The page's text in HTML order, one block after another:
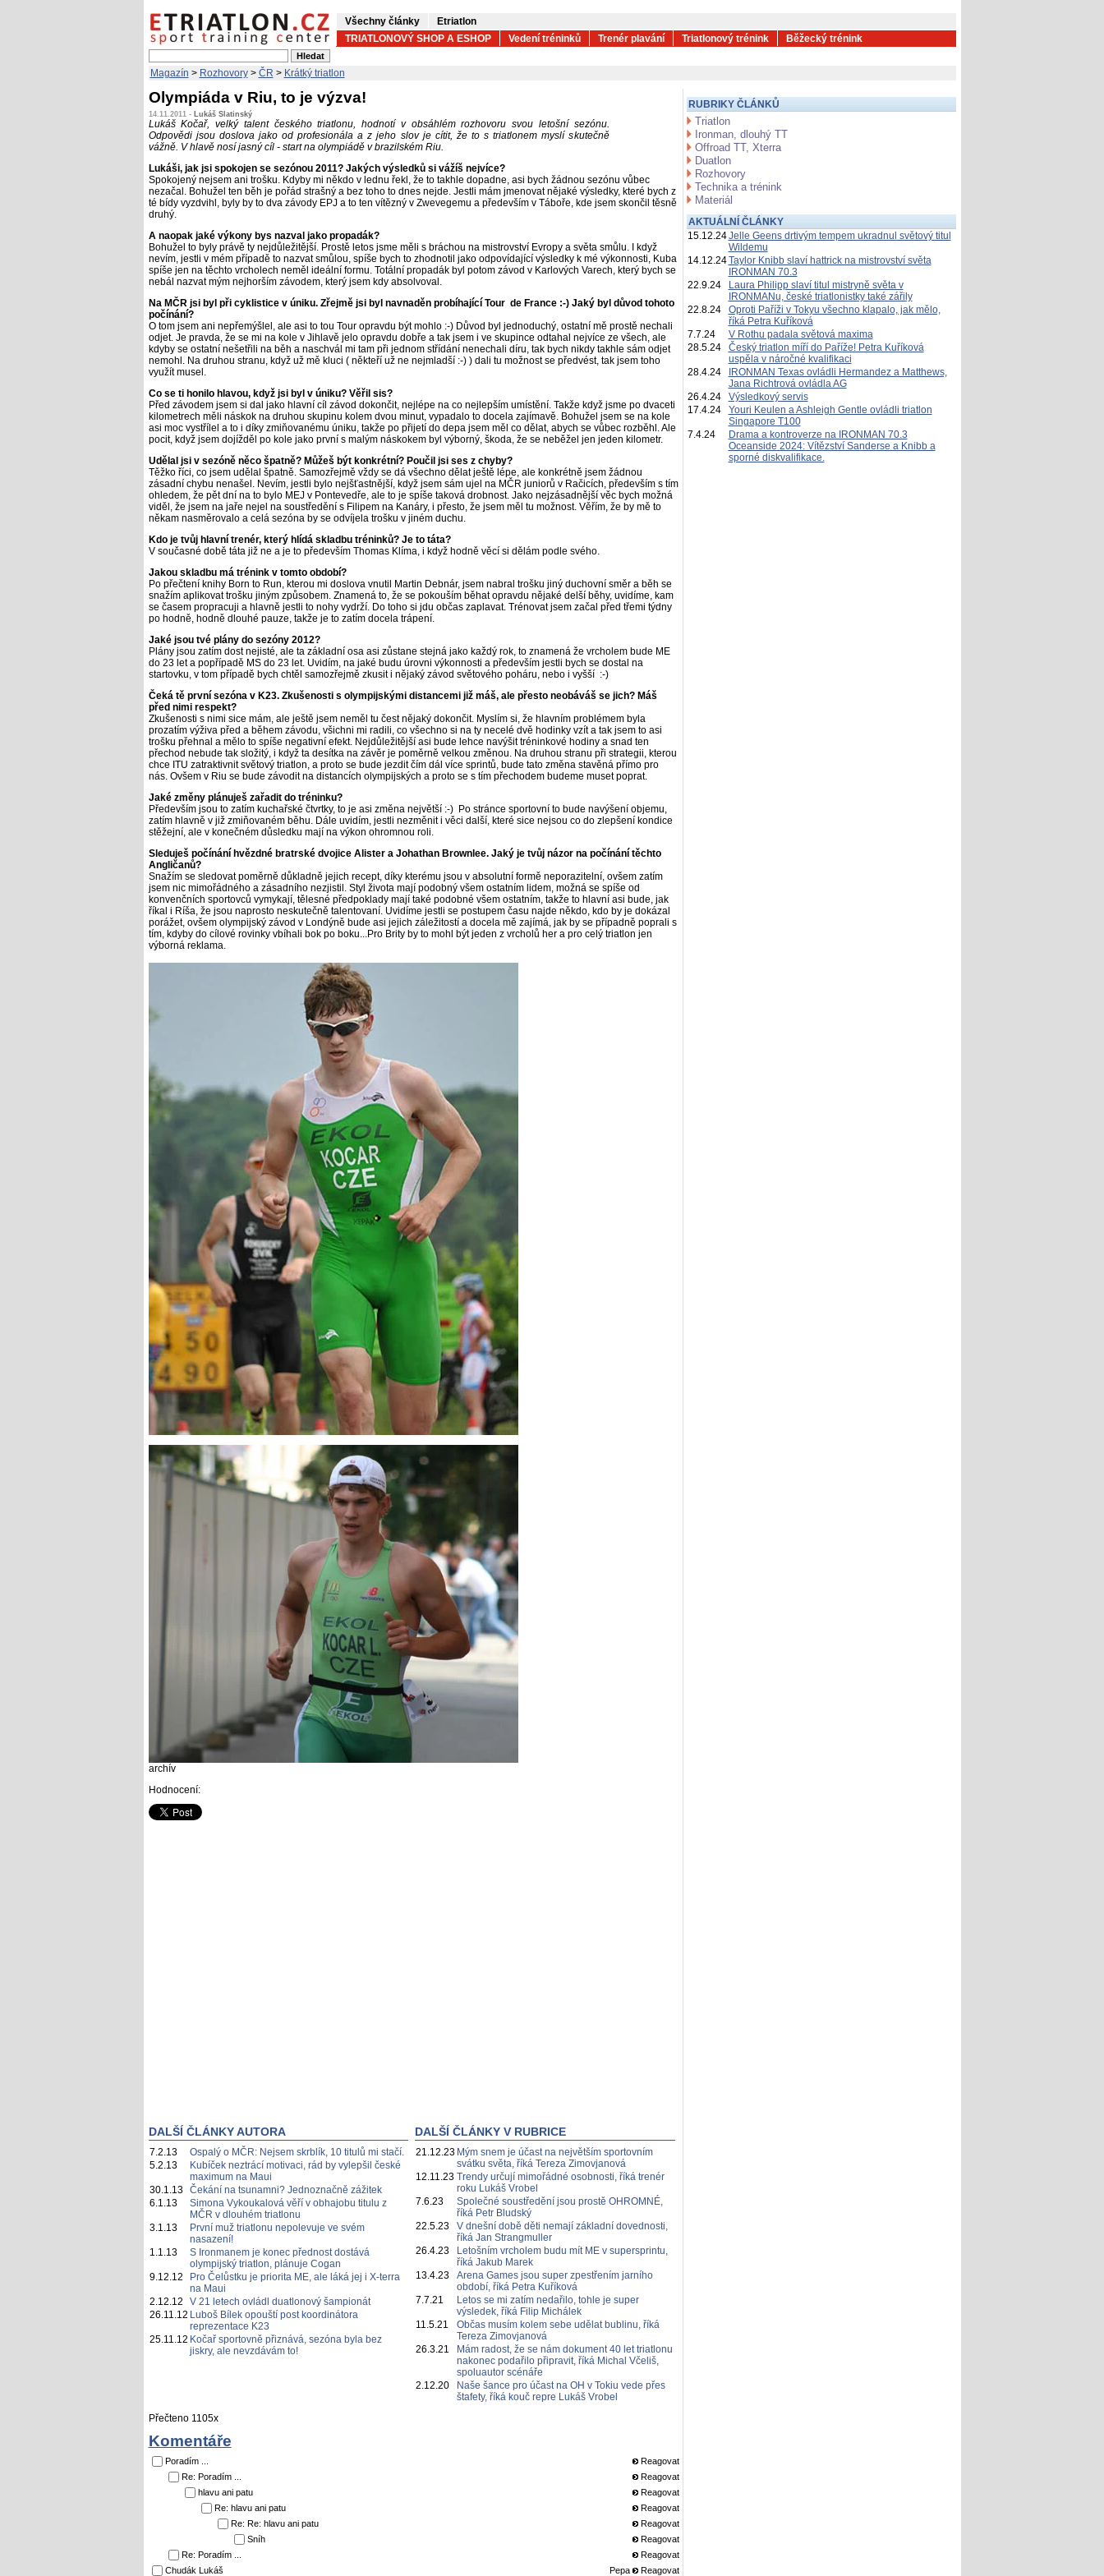
Všechny články
Etriatlon
TRIATLONOVÝ SHOP A ESHOP
Vedení tréninků Trenér plavání Triatlonový trénink Běžecký trénink
Magazín > Rozhovory> ČR > Krátký triatlon
Olympiáda v Riu, to je výzva!
14.11.2011 - Lukáš Slatinský
Lukáš Kočař, velký talent českého triatlonu, hodnotí v obsáhlém rozhovoru svou letošní sezónu.
Odpovědi jsou doslova jako od profesionála a z jeho slov je cítit, že to s triatlonem myslí skutečně
vážně. V hlavě nosí jasný cíl - start na olympiádě v brazilském Riu.
Lukáši, jak jsi spokojen se sezónou 2011? Jakých výsledků si vážíš nejvíce?
Spokojený nejsem ani trošku. Kdyby mi někdo v lednu řekl, že to takhle dopadne, asi bych žádnou sezónu vůbec
nezačal. Bohužel ten běh je pořád strašný a bez toho to dnes nejde. Jestli mám jmenovat nějaké výsledky, které bych z
té bídy vyzdvihl, byly by to dva závody EPJ a to ten vítězný v Zwevegemu a především v Táboře, kde jsem skončil těsně
druhý.
A naopak jaké výkony bys nazval jako propadák?
Bohužel to byly právě ty nejdůležitější. Prostě letos jsme měli s bráchou na mistrovství Evropy a světa smůlu. I když
nevím, jestli v mém případě to nazvat smůlou, spíše bych to zhodnotil jako odpovídající výsledky k mé výkonnosti, Kuba
spíše jen na těchto vrcholech neměl ideální formu. Totální propadák byl potom závod v Karlových Varech, který bych se
nebál nazvat mým nejhorším závodem, který jsem kdy absolvoval.
Na MČR jsi byl při cyklistice v úniku. Zřejmě jsi byl navnaděn probíhající Tour de France :-) Jaký byl důvod tohoto
počínání?
O tom jsem ani nepřemýšlel, ale asi to tou Tour opravdu být mohlo :-) Důvod byl jednoduchý, ostatní mě prostě nechali
odjet. Je pravda, že se mi na kole v Jihlavě jelo opravdu dobře a tak jsem i ve skupince odtahal nejvíce ze všech, ale
kdyby se ostatní nešetřili na běh a naschvál mi tam při jednom střídání nenechali díru, tak bych nikdy takhle sám odjet
nemohl. Na druhou stranu, když už mě kluci ( někteří už ne nejmladší :-) ) dali tu možnost se předvést, tak jsem toho
využít musel.
Co se ti honilo hlavou, když jsi byl v úniku? Věřil sis?
Před závodem jsem si dal jako hlavní cíl závod dokončit, nejlépe na co nejlepším umístění. Takže když jsme po dvaceti
kilometrech měli náskok na druhou skupinu kolem dvou minut, vypadalo to docela zajímavě. Bohužel jsem se na kole
asi moc vystřílel a to i díky zmiňovanému úniku, takže po přijetí do depa jsem měl co dělat, abych se vůbec rozběhl. Ale
pocit, když jsem dojížděl po kole jako první s malým náskokem byl výborný, škoda, že se neběžel jen jeden kilometr.
Udělal jsi v sezóně něco špatně? Můžeš být konkrétní? Poučil jsi ses z chyby?
Těžko říci, co jsem udělal špatně. Samozřejmě vždy se dá všechno dělat ještě lépe, ale konkrétně jsem žádnou
zásadní chybu nenašel. Nevím, jestli bylo nejšťastnější, když jsem sám ujel na MČR juniorů v Račicích, především s tím
ohledem, že pět dní na to bylo MEJ v Pontevedře, ale to je spíše taková drobnost. Jako nejzásadnější věc bych možná
viděl, že jsem na jaře nejel na soustředění s Filipem na Kanáry, i přesto, že jsem měl tu možnost. Věřím, že by mě to
někam nasměrovalo a celá sezóna by se odvíjela trošku v jiném duchu.
Kdo je tvůj hlavní trenér, který hlídá skladbu tréninků? Je to táta?
V současné době táta již ne a je to především Thomas Klíma, i když hodně věcí si dělám podle svého.
Jakou skladbu má trénink v tomto období?
Po přečtení knihy Born to Run, kterou mi doslova vnutil Martin Debnár, jsem nabral trošku jiný duchovní směr a běh se
snažím aplikovat trošku jiným způsobem. Znamená to, že se pokouším běhat opravdu nějaké delší běhy, uvidíme, kam
se časem propracuji a hlavně jestli to nohy vydrží. Do toho si jdu občas zaplavat. Trénovat jsem začal před třemi týdny
po hodně, hodně dlouhé pauze, takže je to zatím docela trápení.
Jaké jsou tvé plány do sezóny 2012?
Plány jsou zatím dost nejisté, ale ta základní osa asi zůstane stejná jako každý rok, to znamená že vrcholem bude ME
do 23 let a popřípadě MS do 23 let. Uvidím, na jaké budu úrovni výkonnosti a především jestli bych se dostal na
startovku, v tom případě bych chtěl samozřejmě zkusit i nějaký závod světového poháru, nebo i vyšší :-)
Čeká tě první sezóna v K23. Zkušenosti s olympijskými distancemi již máš, ale přesto neobáváš se jich? Máš
před nimi respekt?
Zkušenosti s nimi sice mám, ale ještě jsem neměl tu čest nějaký dokončit. Myslím si, že hlavním problémem byla
prozatím výživa před a během závodu, všichni mi radili, co všechno si na ty necelé dvě hodinky vzít a tak jsem to asi
trošku přehnal a mělo to spíše negativní efekt. Nejdůležitější asi bude lehce navýšit tréninkové hodiny a snad ten
přechod nebude tak složitý, i když ta desítka na závěr je poměrně velkou změnou. Na druhou stranu při strategii, kterou
chce ITU zatraktivnit světový triatlon, a proto se bude jezdit čím dál více sprintů, bude tato změna stavěná přímo pro
nás. Ovšem v Riu se bude závodit na distancích olympijských a proto se s tím přechodem budeme muset poprat.
Jaké změny plánuješ zařadit do tréninku?
Především jsou to zatím kuchařské čtvrtky, to je asi změna největší :-) Po stránce sportovní to bude navýšení objemu,
zatím hlavně v již zmiňovaném běhu. Dále uvidím, jestli nezměnit i věci další, které sice nejsou co do zlepšení kondice
stěžejní, ale v konečném důsledku mají na výkon ohromnou roli.
Sleduješ počínání hvězdné bratrské dvojice Alister a Johathan Brownlee. Jaký je tvůj názor na počínání těchto
Angličanů?
Snažím se sledovat poměrně důkladně jejich recept, díky kterému jsou v absolutní formě neporazitelní, ovšem zatím
jsem nic mimořádného a zásadního nezjistil. Styl života mají podobný všem ostatním lidem, možná se spíše od
konvenčních sportovců vymykají, tělesné předpoklady mají také podobné všem ostatním, takže to hlavní asi bude, jak
říkal i Ríša, že jsou naprosto neskutečně talentovaní. Uvidíme jestli se postupem času najde někdo, kdo by je dokázal
porážet, ovšem olympijský závod v Londýně bude asi jejich záležitostí a docela mě zajímá, jak by se případně poprali s
tím, kdyby do cílové rovinky vbíhali bok po boku...Pro Brity by to mohl být jeden z vrcholů her a pro celý triatlon jen
výborná reklama.
archív
Hodnocení:
DALŠÍ ČLÁNKY AUTORA
7.2.13
Ospalý o MČR: Nejsem skrblík, 10 titulů mi stačí.
5.2.13
Kubíček neztrácí motivaci, rád by vylepšil české
maximum na Maui
30.1.13
Čekání na tsunamni? Jednoznačně zážitek
6.1.13
Simona Vykoukalová věří v obhajobu titulu z
MČR v dlouhém triatlonu
3.1.13
První muž triatlonu nepolevuje ve svém
nasazení!
1.1.13
S Ironmanem je konec přednost dostává
olympijský triatlon, plánuje Cogan
9.12.12
Pro Čelůstku je priorita ME, ale láká jej i X-terra
na Maui
2.12.12
V 21 letech ovládl duatlonový šampionát
26.11.12 Luboš Bílek opouští post koordinátora
reprezentace K23
25.11.12 Kočař sportovně přiznává, sezóna byla bez
jiskry, ale nevzdávám to!
DALŠÍ ČLÁNKY V RUBRICE
21.12.23 Mým snem je účast na největším sportovním
svátku světa, říká Tereza Zimovjanová
12.11.23 Trendy určují mimořádné osobnosti, říká trenér
roku Lukáš Vrobel
7.6.23
Společné soustředění jsou prostě OHROMNÉ,
říká Petr Bludský
22.5.23
V dnešní době děti nemají základní dovednosti,
říká Jan Strangmuller
26.4.23
Letošním vrcholem budu mít ME v supersprintu,
říká Jakub Marek
13.4.23
Arena Games jsou super zpestřením jarního
období, říká Petra Kuříková
7.7.21
Letos se mi zatím nedařilo, tohle je super
výsledek, říká Filip Michálek
11.5.21
Občas musím kolem sebe udělat bublinu, říká
Tereza Zimovjanová
26.3.21
Mám radost, že se nám dokument 40 let triatlonu
nakonec podařilo připravit, říká Michal Včeliš,
spoluautor scénáře
2.12.20
Naše šance pro účast na OH v Tokiu vede přes
štafety, říká kouč repre Lukáš Vrobel
Přečteno 1105x
Komentáře
Poradím ...
Reagovat
Re: Poradím ...
Reagovat
hlavu ani patu
Reagovat
Re: hlavu ani patu
Reagovat
Re: Re: hlavu ani patu
Reagovat
Sníh
Reagovat
Re: Poradím ...
Reagovat
Chudák Lukáš
Pepa Reagovat
RUBRIKY ČLÁNKŮ
Triatlon
Ironman, dlouhý TT
Offroad TT, Xterra
Duatlon
Rozhovory
Technika a trénink
Materiál
AKTUÁLNÍ ČLÁNKY
15.12.24Jelle Geens drtivým tempem ukradnul světový titul
Wildemu
14.12.24Taylor Knibb slaví hattrick na mistrovství světa
IRONMAN 70.3
22.9.24
Laura Philipp slaví titul mistryně světa v
IRONMANu, české triatlonistky také zářily
22.8.24
Oproti Paříži v Tokyu všechno klapalo, jak mělo,
říká Petra Kuříková
7.7.24
V Rothu padala světová maxima
28.5.24
Český triatlon míří do Paříže! Petra Kuříková
uspěla v náročné kvalifikaci
28.4.24
IRONMAN Texas ovládli Hermandez a Matthews,
Jana Richtrová ovládla AG
26.4.24
Výsledkový servis
17.4.24
Youri Keulen a Ashleigh Gentle ovládli triatlon
Singapore T100
7.4.24
Drama a kontroverze na IRONMAN 70.3
Oceanside 2024: Vítězství Sanderse a Knibb a
sporné diskvalifikace.